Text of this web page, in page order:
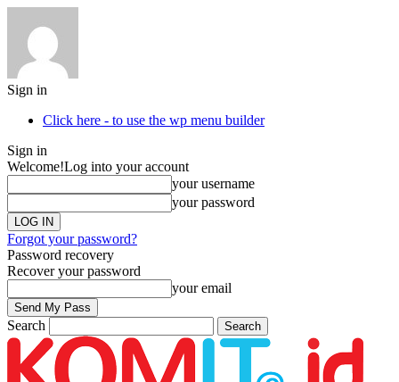
Sign in
Click here - to use the wp menu builder
Sign in
Welcome!Log into your account
your username
your password
Forgot your password?
Password recovery
Recover your password
your email
Search